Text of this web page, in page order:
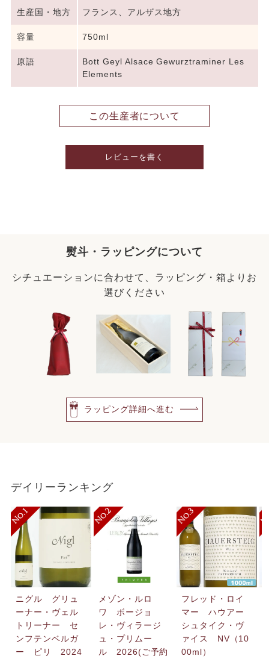
生産国・地方 フランス、アルザス地方
容量 750ml
原語
Bott Geyl Alsace Gewurztraminer Les
Elements
この生産者について
レビューを書く
熨斗・ラッピングについて
シチュエーションに合わせて、ラッピング・箱よりお
選びください
ラッピング詳細へ進む
デイリーランキング
ニグル グリュ
ーナー・ヴェル
トリーナー セ
ンフテンベルガ
ー ピリ 2024
メゾン・ルロ
ワ ボージョ
レ・ヴィラージ
ュ・プリムー
ル 2026(ご予約
フレッド・ロイ
マー ハウアー
シュタイク・ヴ
ァイス NV（10
00ml）